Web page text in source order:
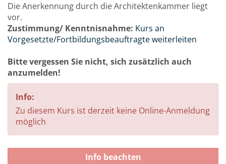
Die Anerkennung durch die Architektenkammer liegt
vor.
Zustimmung/ Kenntnisnahme: Kurs an
Vorgesetzte/Fortbildungsbeauftragte weiterleiten
Bitte vergessen Sie nicht, sich zusätzlich auch
anzumelden!
Info:
Zu diesem Kurs ist derzeit keine Online-Anmeldung
möglich
Info beachten